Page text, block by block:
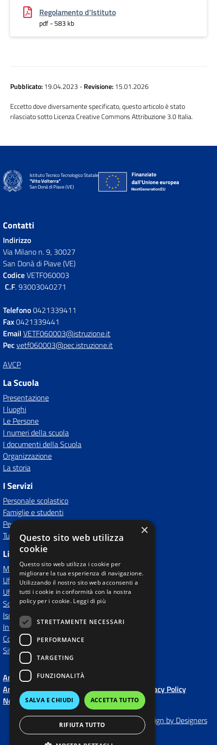
Regolamento d'Istituto
pdf - 583 kb
Pubblicato:19.04.2023 -Revisione:15.01.2026
Eccetto dove diversamente specificato, questo articolo è stato
rilasciato sotto Licenza Creative Commons Attribuzione 3.0 Italia.
Istituto Tecnico Tecnologico Statale
“Vito Volterra”
San Donà di Piave (VE)
Contatti
Indirizzo
Via Milano n. 9, 30027
San Donà di Piave (VE)
CodiceVETF060003
C.F. 93003040271
Telefono0421339411
Fax0421339441
Email VETF060003@istruzione.it
Pecvetf060003@pec.istruzione.it
AVCP
La Scuola
Presentazione
I luoghi
Le Persone
I numeri della scuola
I documenti della Scuola
Organizzazione
La storia
I Servizi
Personale scolastico
Famiglie e studenti
Percorsi di studio
Tutti i servizi
Link Esterni
MIUR
Ufficio Scolastico Regionale
Ufficio Scolastico Territoriale
Scuola in Chiaro
Iscrizioni On Line
Invalsi
Comune
Sito Precedente
Amministrazione Trasparente fino al 2020
Amministrazione TrasparenteAlbo OnlinePrivacy Policy
Note LegaliDichiarazione di accessibilità
Made byQweb WebAgency-Concept & Design by Designers
Italia
×
Questo sito web utilizza
cookie
Questo sito web utilizza i cookie per
migliorare la tua esperienza di navigazione.
Utilizzando il nostro sito web acconsenti a
tutti i cookie in conformità con la nostra
policy per i cookie. Leggi di più
STRETTAMENTE NECESSARI
PERFORMANCE
TARGETING
FUNZIONALITÀ
SALVA E CHIUDI ACCETTA TUTTO
RIFIUTA TUTTO